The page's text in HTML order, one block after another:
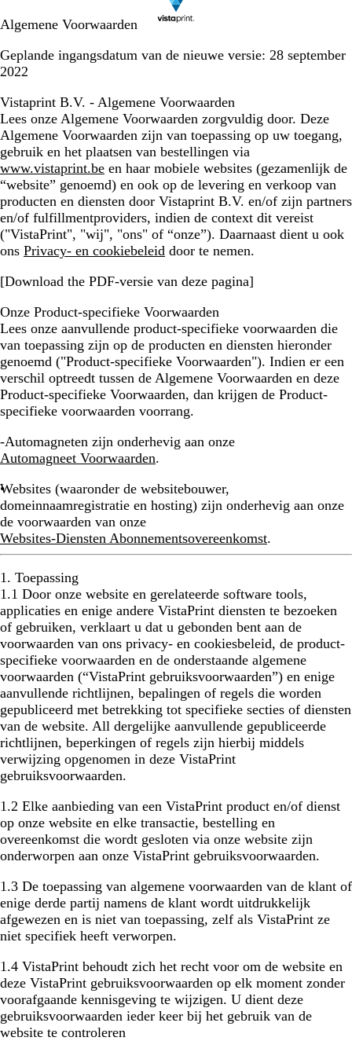
Algemene Voorwaarden
Geplande ingangsdatum van de nieuwe versie: 28 september
2022
Vistaprint B.V. - Algemene Voorwaarden
Lees onze Algemene Voorwaarden zorgvuldig door. Deze
Algemene Voorwaarden zijn van toepassing op uw toegang,
gebruik en het plaatsen van bestellingen via
www.vistaprint.be en haar mobiele websites (gezamenlijk de
“website” genoemd) en ook op de levering en verkoop van
producten en diensten door Vistaprint B.V. en/of zijn partners
en/of fulfillmentproviders, indien de context dit vereist
("VistaPrint", "wij", "ons" of “onze”). Daarnaast dient u ook
ons Privacy- en cookiebeleid door te nemen.
[Download the PDF-versie van deze pagina]
Onze Product-specifieke Voorwaarden
Lees onze aanvullende product-specifieke voorwaarden die
van toepassing zijn op de producten en diensten hieronder
genoemd ("Product-specifieke Voorwaarden"). Indien er een
verschil optreedt tussen de Algemene Voorwaarden en deze
Product-specifieke Voorwaarden, dan krijgen de Product-
specifieke voorwaarden voorrang.
-Automagneten zijn onderhevig aan onze
Automagneet Voorwaarden.
Websites (waaronder de websitebouwer,
domeinnaamregistratie en hosting) zijn onderhevig aan onze
de voorwaarden van onze
Websites-Diensten Abonnementsovereenkomst.
1. Toepassing
1.1 Door onze website en gerelateerde software tools,
applicaties en enige andere VistaPrint diensten te bezoeken
of gebruiken, verklaart u dat u gebonden bent aan de
voorwaarden van ons privacy- en cookiesbeleid, de product-
specifieke voorwaarden en de onderstaande algemene
voorwaarden (“VistaPrint gebruiksvoorwaarden”) en enige
aanvullende richtlijnen, bepalingen of regels die worden
gepubliceerd met betrekking tot specifieke secties of diensten
van de website. All dergelijke aanvullende gepubliceerde
richtlijnen, beperkingen of regels zijn hierbij middels
verwijzing opgenomen in deze VistaPrint
gebruiksvoorwaarden.
1.2 Elke aanbieding van een VistaPrint product en/of dienst
op onze website en elke transactie, bestelling en
overeenkomst die wordt gesloten via onze website zijn
onderworpen aan onze VistaPrint gebruiksvoorwaarden.
1.3 De toepassing van algemene voorwaarden van de klant of
enige derde partij namens de klant wordt uitdrukkelijk
afgewezen en is niet van toepassing, zelf als VistaPrint ze
niet specifiek heeft verworpen.
1.4 VistaPrint behoudt zich het recht voor om de website en
deze VistaPrint gebruiksvoorwaarden op elk moment zonder
voorafgaande kennisgeving te wijzigen. U dient deze
gebruiksvoorwaarden ieder keer bij het gebruik van de
website te controleren